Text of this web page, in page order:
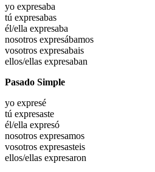
yo expresaba
tú expresabas
él/ella expresaba
nosotros expresábamos
vosotros expresabais
ellos/ellas expresaban
Pasado Simple
yo expresé
tú expresaste
él/ella expresó
nosotros expresamos
vosotros expresasteis
ellos/ellas expresaron